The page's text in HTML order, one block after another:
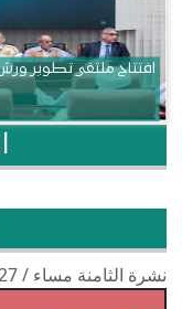
افتتاح ملتقى تطوير
نشرة الثامنة مساء / 27 يوليو 2026